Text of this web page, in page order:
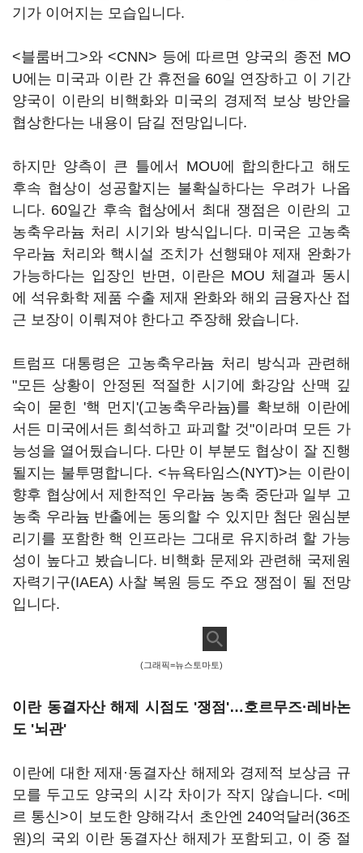
기가 이어지는 모습입니다.
<블룸버그>와 <CNN> 등에 따르면 양국의 종전 MO
U에는 미국과 이란 간 휴전을 60일 연장하고 이 기간
양국이 이란의 비핵화와 미국의 경제적 보상 방안을
협상한다는 내용이 담길 전망입니다.
하지만 양측이 큰 틀에서 MOU에 합의한다고 해도
후속 협상이 성공할지는 불확실하다는 우려가 나옵
니다. 60일간 후속 협상에서 최대 쟁점은 이란의 고
농축우라늄 처리 시기와 방식입니다. 미국은 고농축
우라늄 처리와 핵시설 조치가 선행돼야 제재 완화가
가능하다는 입장인 반면, 이란은 MOU 체결과 동시
에 석유화학 제품 수출 제재 완화와 해외 금융자산 접
근 보장이 이뤄져야 한다고 주장해 왔습니다.
트럼프 대통령은 고농축우라늄 처리 방식과 관련해
"모든 상황이 안정된 적절한 시기에 화강암 산맥 깊
숙이 묻힌 '핵 먼지'(고농축우라늄)를 확보해 이란에
서든 미국에서든 희석하고 파괴할 것"이라며 모든 가
능성을 열어뒀습니다. 다만 이 부분도 협상이 잘 진행
될지는 불투명합니다. <뉴욕타임스(NYT)>는 이란이
향후 협상에서 제한적인 우라늄 농축 중단과 일부 고
농축 우라늄 반출에는 동의할 수 있지만 첨단 원심분
리기를 포함한 핵 인프라는 그대로 유지하려 할 가능
성이 높다고 봤습니다. 비핵화 문제와 관련해 국제원
자력기구(IAEA) 사찰 복원 등도 주요 쟁점이 될 전망
입니다.
(그래픽=뉴스토마토)
이란 동결자산 해제 시점도 '쟁점'…호르무즈·레바논
도 '뇌관'
이란에 대한 제재·동결자산 해제와 경제적 보상금 규
모를 두고도 양국의 시각 차이가 작지 않습니다. <메
르 통신>이 보도한 양해각서 초안엔 240억달러(36조
원)의 국외 이란 동결자산 해제가 포함되고, 이 중 절